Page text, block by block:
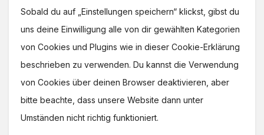
Sobald du auf „Einstellungen speichern“ klickst, gibst du
uns deine Einwilligung alle von dir gewählten Kategorien
von Cookies und Plugins wie in dieser Cookie-Erklärung
beschrieben zu verwenden. Du kannst die Verwendung
von Cookies über deinen Browser deaktivieren, aber
bitte beachte, dass unsere Website dann unter
Umständen nicht richtig funktioniert.